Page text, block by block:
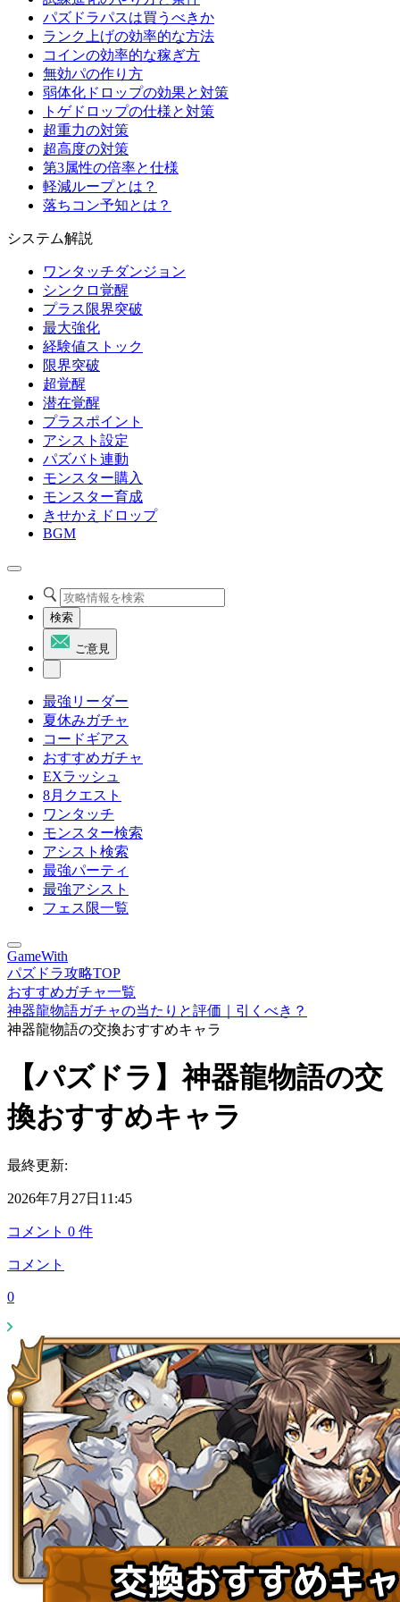
パズドラパスは買うべきか
ランク上げの効率的な方法
コインの効率的な稼ぎ方
無効パの作り方
弱体化ドロップの効果と対策
トゲドロップの仕様と対策
超重力の対策
超高度の対策
第3属性の倍率と仕様
軽減ループとは？
落ちコン予知とは？
システム解説
ワンタッチダンジョン
シンクロ覚醒
プラス限界突破
最大強化
経験値ストック
限界突破
超覚醒
潜在覚醒
プラスポイント
アシスト設定
パズバト連動
モンスター購入
モンスター育成
きせかえドロップ
BGM
検索
ご意見
最強リーダー
夏休みガチャ
コードギアス
おすすめガチャ
EXラッシュ
8月クエスト
ワンタッチ
モンスター検索
アシスト検索
最強パーティ
最強アシスト
フェス限一覧
GameWith
パズドラ攻略TOP
おすすめガチャ一覧
神器龍物語ガチャの当たりと評価｜引くべき？
神器龍物語の交換おすすめキャラ
【パズドラ】神器龍物語の交
換おすすめキャラ
最終更新:
2026年7月27日11:45
コメント 0 件
コメント
0